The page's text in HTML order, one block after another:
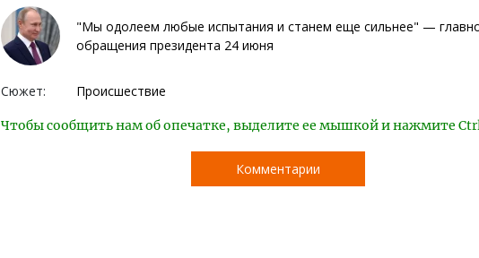
"Мы одолеем любые испытания и станем еще сильнее" —
обращения президента 24 июня
Сюжет: Происшествие
Чтобы сообщить нам об опечатке, выделите ее мышкой и нажмите
Комментарии